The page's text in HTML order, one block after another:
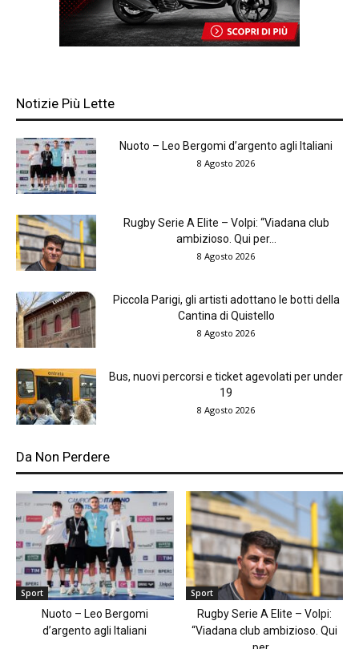
Notizie Più Lette
Nuoto – Leo Bergomi d’argento agli Italiani
8 Agosto 2026
Rugby Serie A Elite – Volpi: “Viadana club
ambizioso. Qui per...
8 Agosto 2026
Piccola Parigi, gli artisti adottano le botti della
Cantina di Quistello
8 Agosto 2026
Bus, nuovi percorsi e ticket agevolati per under
19
8 Agosto 2026
Da Non Perdere
Sport
Nuoto – Leo Bergomi
d’argento agli Italiani
Sport
Rugby Serie A Elite – Volpi:
“Viadana club ambizioso. Qui